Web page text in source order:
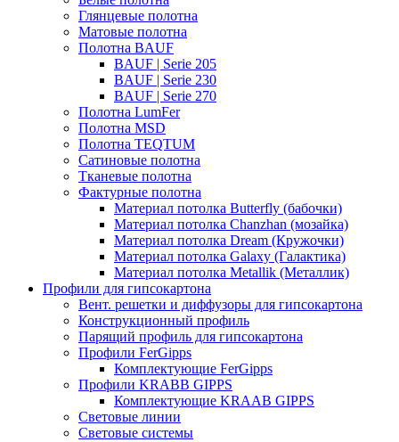
Глянцевые полотна
Матовые полотна
Полотна BAUF
BAUF | Serie 205
BAUF | Serie 230
BAUF | Serie 270
Полотна LumFer
Полотна MSD
Полотна TEQTUM
Сатиновые полотна
Тканевые полотна
Фактурные полотна
Материал потолка Butterfly (бабочки)
Материал потолка Chanzhan (мозайка)
Материал потолка Dream (Кружочки)
Материал потолка Galaxy (Галактика)
Материал потолка Metallik (Металлик)
Профили для гипсокартона
Вент. решетки и диффузоры для гипсокартона
Конструкционный профиль
Парящий профиль для гипсокартона
Профили FerGipps
Комплектующие FerGipps
Профили KRABB GIPPS
Комплектующие KRAAB GIPPS
Световые линии
Световые системы